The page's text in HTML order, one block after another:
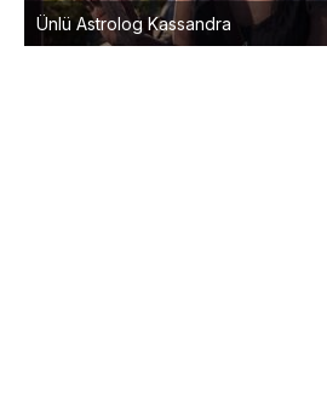
Ünlü Astrolog Kassandra